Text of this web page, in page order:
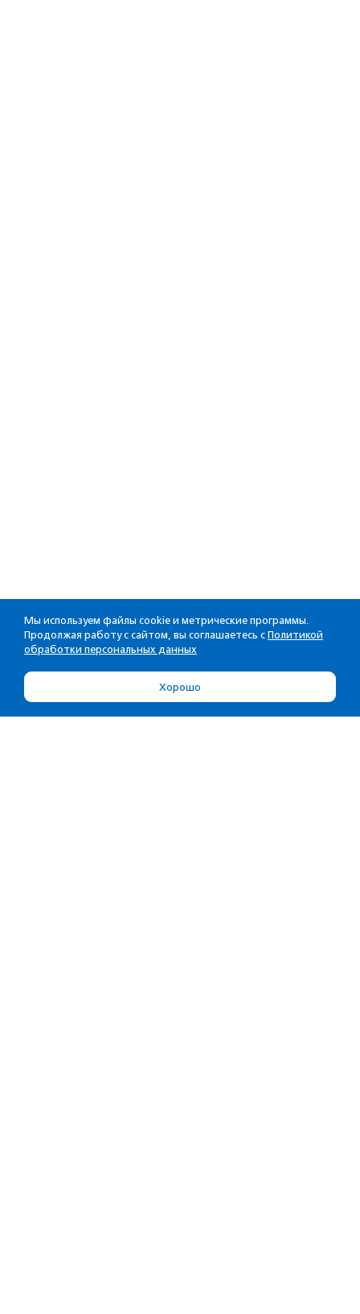
Мы используем файлы cookie и метрические программы.
Продолжая работу с сайтом, вы соглашаетесь с Политикой
обработки персональных данных
Хорошо